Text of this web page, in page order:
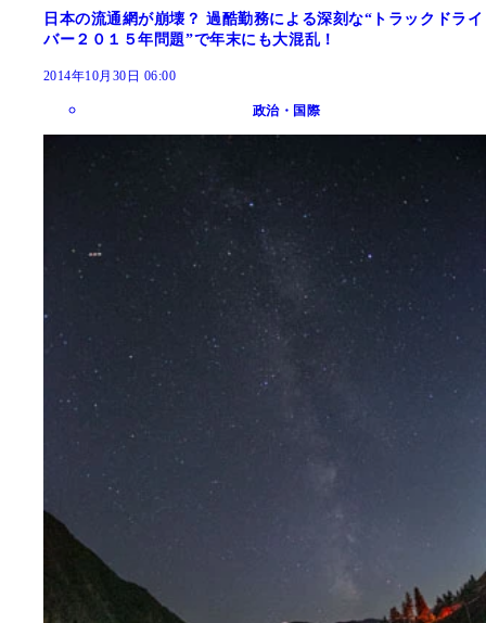
日本の流通網が崩壊？ 過酷勤務による深刻な“トラックドライ
バー２０１５年問題”で年末にも大混乱！
2014年10月30日 06:00
政治・国際